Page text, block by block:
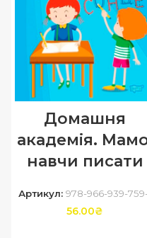
Домашня
академія.
навчи писати
Артикул: 978-966-939-759-
56.00₴